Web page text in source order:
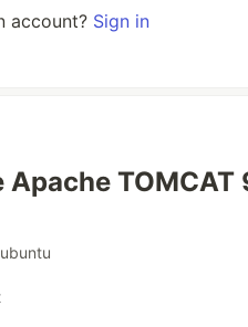
account? Sign in
TOMCAT
ubuntu